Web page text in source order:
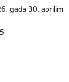
gada 30. aprīlim